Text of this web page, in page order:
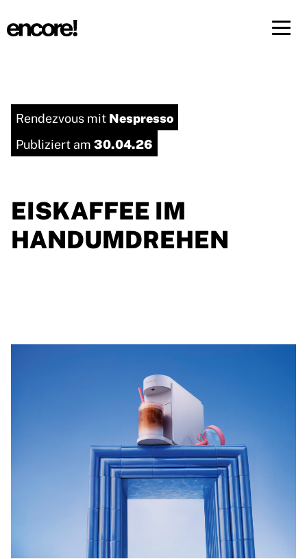
Rendezvous mit Nespresso
Publiziert am 30.04.26
EISKAFFEE IM
HANDUMDREHEN